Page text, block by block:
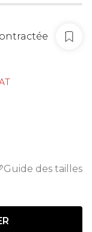
Guide des tailles